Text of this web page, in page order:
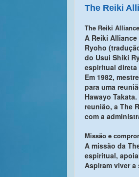
The Reiki
The Reiki Alliance
A Reiki
Ryoho
do Usui Shiki
espiritual direta
Em 1982,
para uma
Hawayo
reunião, a The
com a
Missão e
A missão da
espiritual,
Aspiram viver a